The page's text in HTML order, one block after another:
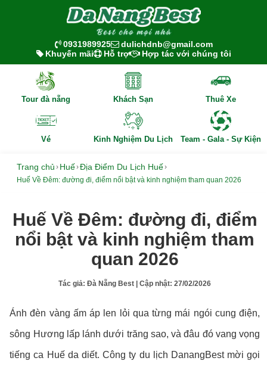
0931989925
dulichdnb@gmail.com
Khuyến mãi
Hỗ trợ Hợp tác với chúng tôi
Tour đà nẵng Khách Sạn Thuê Xe
Vé Kinh Nghiệm Du Lịch Team - Gala - Sự Kiện
Trang chủ › Huế›Địa Điểm Du Lịch Huế›
Huế Về Đêm: đường đi, điểm nổi bật và kinh nghiệm tham quan 2026
Huế Về Đêm: đường đi, điểm
nổi bật và kinh nghiệm tham
quan 2026
Tác giả:Đà Nẵng Best | Cập nhật:27/02/2026
Ánh đèn vàng ấm áp len lỏi qua từng mái ngói cung điện,
sông Hương lấp lánh dưới trăng sao, và đâu đó vang vọng
tiếng ca Huế da diết. Công ty du lịch DanangBest mời gọi